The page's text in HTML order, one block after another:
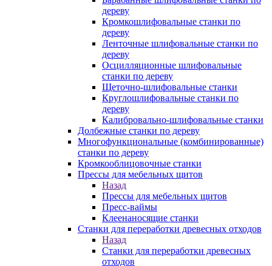
дереву
Кромкошлифовальные станки по
дереву
Ленточные шлифовальные станки по
дереву
Осцилляционные шлифовальные
станки по дереву
Щеточно-шлифовальные станки
Круглошлифовальные станки по
дереву
Калибровально-шлифовальные станки
Долбежные станки по дереву
Многофункциональные (комбинированные)
станки по дереву
Кромкооблицовочные станки
Прессы для мебельных щитов
Назад
Прессы для мебельных щитов
Пресс-ваймы
Клеенаносящие станки
Станки для переработки древесных отходов
Назад
Станки для переработки древесных
отходов